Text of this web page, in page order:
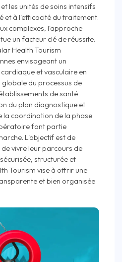
les unités de soins intensifs
et à l'efficacité du traitement.
complexes, l'approche
un facteur clé de réussite.
Health Tourism
envisageant un
et vasculaire en
du processus de
de santé
du plan diagnostique et
la coordination de la phase
font partie
L'objectif est de
vivre leur parcours de
structurée et
Tourism vise à offrir une
et bien organisée